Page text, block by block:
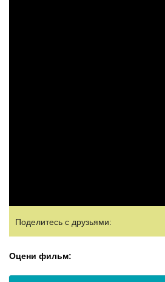
Поделитесь с друзьями:
Оцени фильм: